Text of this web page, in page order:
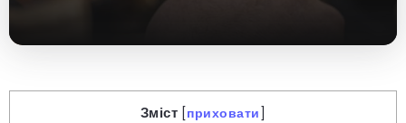
Зміст [приховати ]